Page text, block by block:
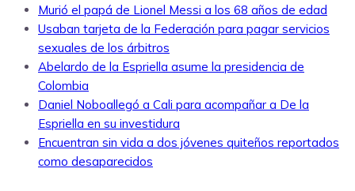
Murió el papá de Lionel Messi a los 68 años de edad
Usaban tarjeta de la Federación para pagar servicios
sexuales de los árbitros
Abelardo de la Espriella asume la presidencia de
Colombia
Daniel Noboallegó a Cali para acompañar a De la
Espriella en su investidura
Encuentran sin vida a dos jóvenes quiteños reportados
como desaparecidos